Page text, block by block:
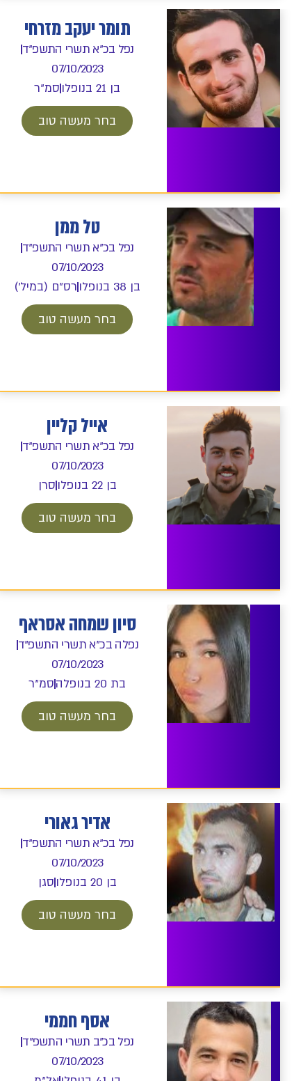
תומר יעקב מזרחי
נפל בכ"א תשרי התשפ"ד
07/10/2023
בן 21 בנופלו
סמ"ר
בחר מעשה טוב
טל ממן
נפל בכ"א תשרי התשפ"ד
07/10/2023
בן 38 בנופלו
רס"ם (במיל')
בחר מעשה טוב
אייל קליין
נפל בכ"א תשרי התשפ"ד
07/10/2023
בן 22 בנופלו
סרן
בחר מעשה טוב
סיון שמחה אסראף
נפלה בכ"א תשרי התשפ"ד
07/10/2023
בת 20 בנופלה
סמ"ר
בחר מעשה טוב
אדיר גאורי
נפל בכ"א תשרי התשפ"ד
07/10/2023
בן 20 בנופלו
סגן
בחר מעשה טוב
אסף חממי
נפל בכ"ב תשרי התשפ"ד
07/10/2023